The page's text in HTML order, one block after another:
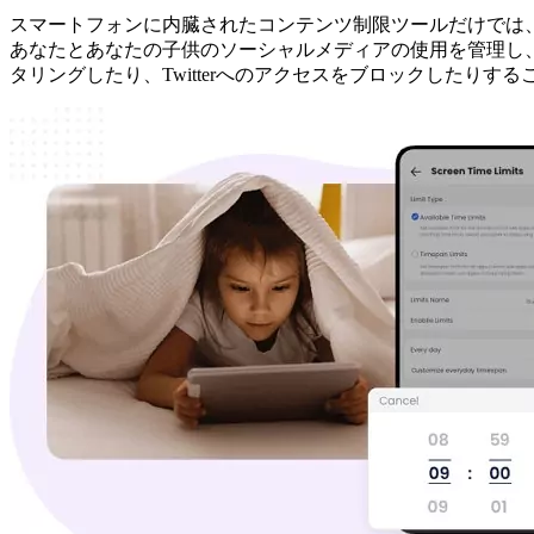
スマートフォンに内臓されたコンテンツ制限ツールだけで
あなたとあなたの子供のソーシャルメディアの使用を管理
タリングしたり、Twitterへのアクセスをブロックしたりする